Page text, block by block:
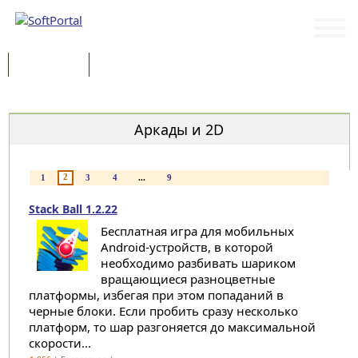
Аркады и 2D
1 2 3 4 ... 9
Stack Ball 1.2.22
Бесплатная игра для мобильных
Android-устройств, в которой
необходимо разбивать шариком
вращающиеся разноцветные
платформы, избегая при этом попаданий в
черные блоки. Если пробить сразу несколько
платформ, то шар разгоняется до максимальной
скорости...